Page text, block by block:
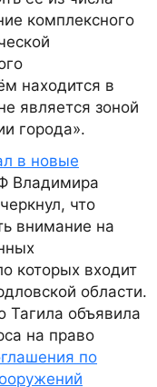
комплексного
находится в
является зоной
города».
в новые
Владимира
что
внимание на
которых входит
области.
объявила
на право
по